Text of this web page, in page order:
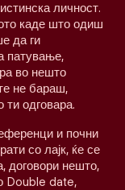
личност.
каде што одиш
да ги
патување,
во нешто
не бараш,
одговара.
и почни
со лајк, ќе се
договори нешто,
Double date,